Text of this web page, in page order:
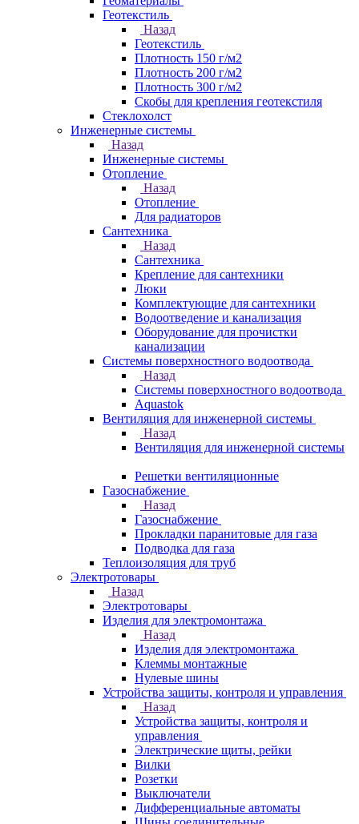
Геотекстиль
Назад
Геотекстиль
Плотность 150 г/м2
Плотность 200 г/м2
Плотность 300 г/м2
Скобы для крепления геотекстиля
Стеклохолст
Инженерные системы
Назад
Инженерные системы
Отопление
Назад
Отопление
Для радиаторов
Сантехника
Назад
Сантехника
Крепление для сантехники
Люки
Комплектующие для сантехники
Водоотведение и канализация
Оборудование для прочистки
канализации
Системы поверхностного водоотвода
Назад
Системы поверхностного водоотвода
Aquastok
Вентиляция для инженерной системы
Назад
Вентиляция для инженерной системы
Решетки вентиляционные
Газоснабжение
Назад
Газоснабжение
Прокладки паранитовые для газа
Подводка для газа
Теплоизоляция для труб
Электротовары
Назад
Электротовары
Изделия для электромонтажа
Назад
Изделия для электромонтажа
Клеммы монтажные
Нулевые шины
Устройства защиты, контроля и управления
Назад
Устройства защиты, контроля и
управления
Электрические щиты, рейки
Вилки
Розетки
Выключатели
Дифференциальные автоматы